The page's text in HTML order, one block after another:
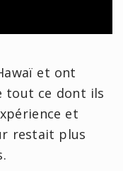
et ont
tout ce dont ils
et
restait plus